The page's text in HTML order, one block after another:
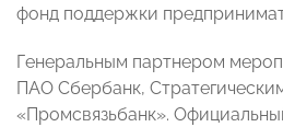
фонд поддержки
Генеральным партнером
ПАО Сбербанк,
«Промсвязьбанк».